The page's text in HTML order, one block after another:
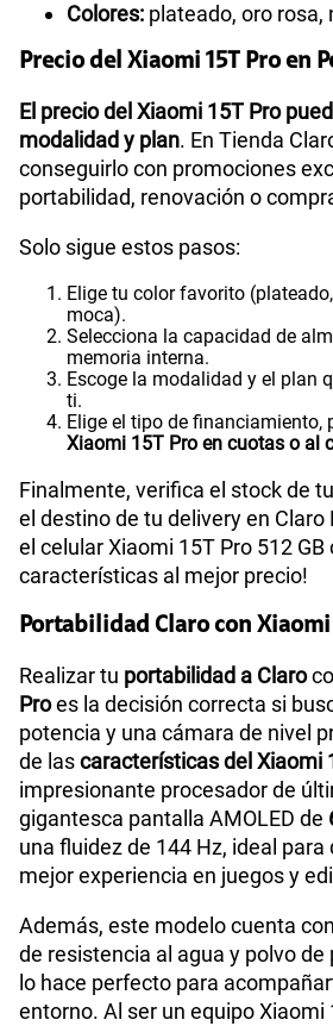
Colores: plateado, oro rosa,
Precio del Xiaomi 15T Pro en
El precio del Xiaomi 15T Pro
modalidad y plan. En Tienda
conseguirlo con promociones
portabilidad, renovación o
Solo sigue estos pasos:
Elige tu color favorito
moca).
Selecciona la capacidad de
memoria interna.
Escoge la modalidad y el plan
ti.
Elige el tipo de financiamiento,
Xiaomi 15T Pro en cuotas o al
Finalmente, verifica el stock de
el destino de tu delivery en Claro
el celular Xiaomi 15T Pro 512
características al mejor precio!
Portabilidad Claro con Xiaomi
Realizar tu portabilidad a Claro
Proes la decisión correcta si
potencia y una cámara de nivel
de lascaracterísticas del Xiaomi
impresionante procesador de
gigantesca pantalla AMOLED de
una fluidez de 144 Hz, ideal para
mejor experiencia en juegos y
Además, este modelo cuenta
de resistencia al agua y polvo de
lo hace perfecto para
entorno. Al ser un equipo Xiaomi